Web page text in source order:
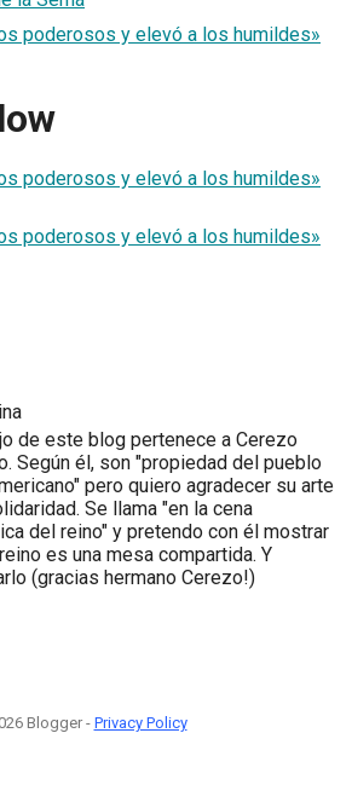
poderosos y elevó a los humildes»
poderosos y elevó a los humildes»
poderosos y elevó a los humildes»
de este blog pertenece a Cerezo
Según él, son "propiedad del pueblo
pero quiero agradecer su arte
Se llama "en la cena
del reino" y pretendo con él mostrar
es una mesa compartida. Y
(gracias hermano Cerezo!)
Blogger - Privacy Policy